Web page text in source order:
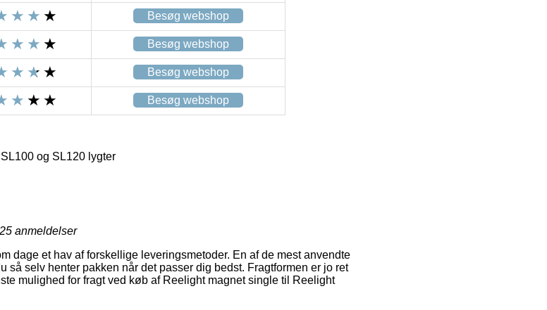
Besøg webshop
Besøg webshop
Besøg webshop
Besøg webshop
og SL120 lygter
25 anmeldelser
dage et hav af forskellige leveringsmetoder. En af de mest anvendte
så selv henter pakken når det passer dig bedst. Fragtformen er jo ret
mulighed for fragt ved køb af Reelight magnet single til Reelight